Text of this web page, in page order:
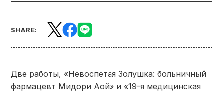
SHARE:
Две работы, «Невоспетая Золушка: больничный
фармацевт Мидори Аой» и «19-я медицинская